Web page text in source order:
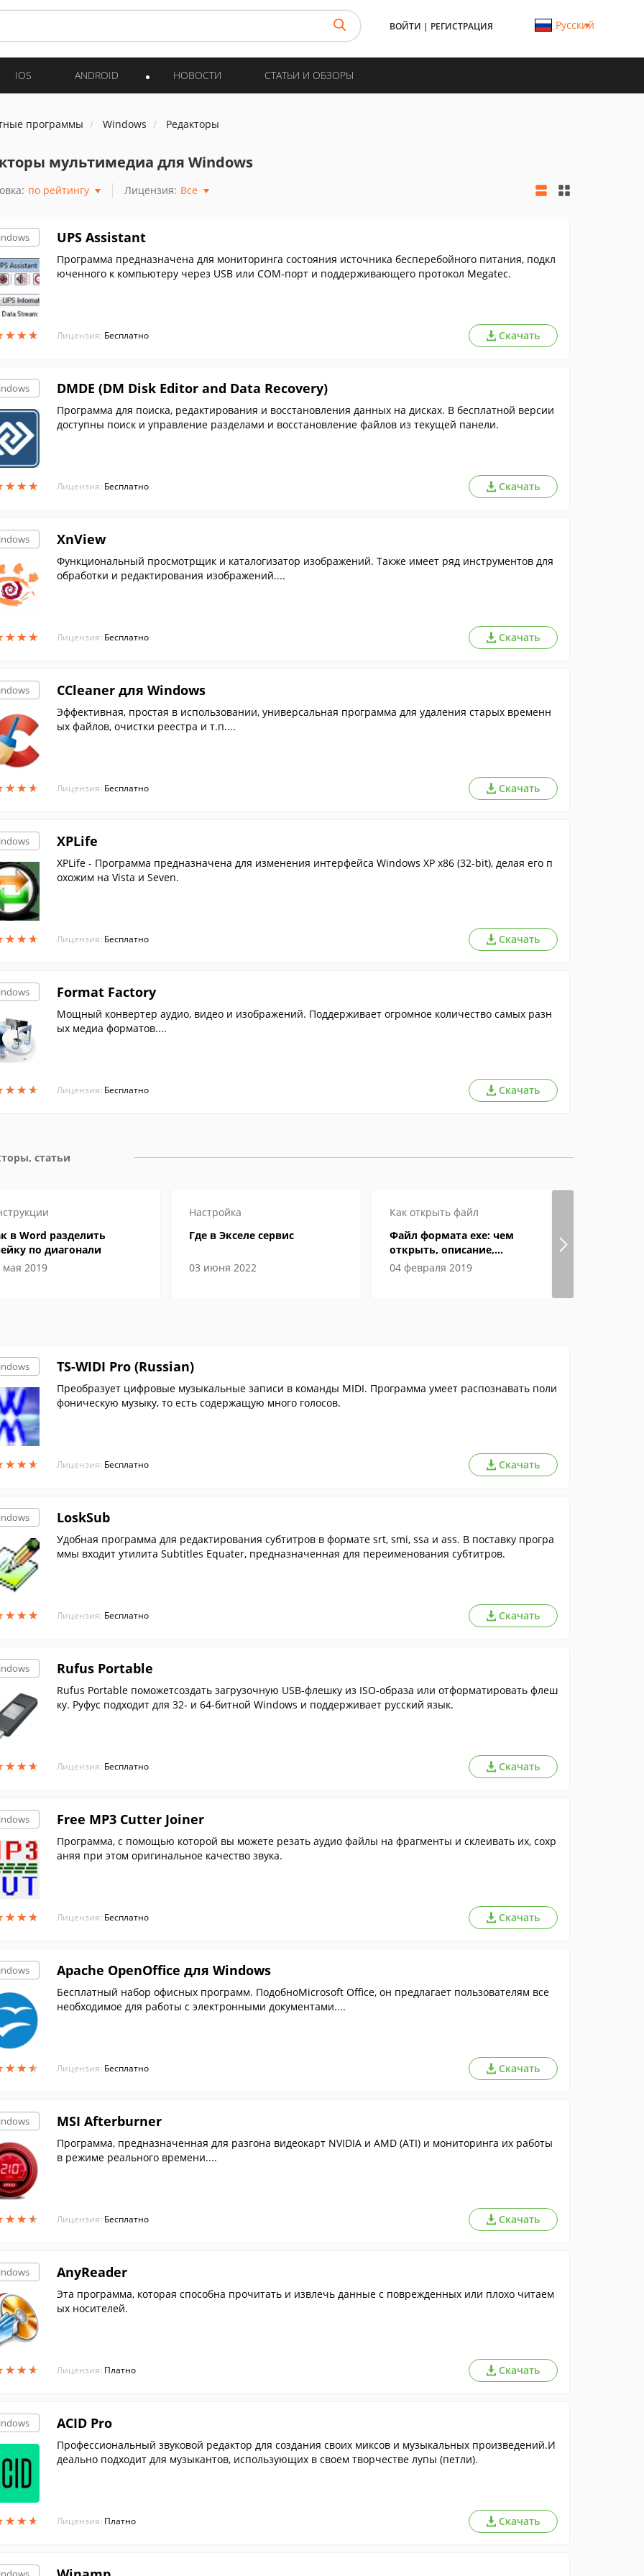
ВОЙТИ | РЕГИСТРАЦИЯ Русский
IOS ANDROID НОВОСТИ СТАТЬИ И ОБЗОРЫ
программы Windows Редакторы
мультимедиа для Windows
по рейтингу Лицензия: Все
★★★
★★★
UPS Assistant
Программа предназначена для мониторинга состояния источника бесперебойного питания, подкл
юченного к компьютеру через USB или COM-порт и поддерживающего протокол Megatec.
Лицензия: Бесплатно Скачать
★★★
★★★
DMDE (DM Disk Editor and Data Recovery)
Программа для поиска, редактирования и восстановления данных на дисках. В бесплатной версии
доступны поиск и управление разделами и восстановление файлов из текущей панели.
Лицензия: Бесплатно Скачать
★★★
★★★
XnView
Функциональный просмотрщик и каталогизатор изображений. Также имеет ряд инструментов для
обработки и редактирования изображений....
Лицензия: Бесплатно Скачать
★★★
★★★
CCleaner для Windows
Эффективная, простая в использовании, универсальная программа для удаления старых временн
ых файлов, очистки реестра и т.п....
Лицензия: Бесплатно Скачать
★★★
★★★
XPLife
XPLife - Программа предназначена для изменения интерфейса Windows XP x86 (32-bit), делая его п
охожим на Vista и Seven.
Лицензия: Бесплатно Скачать
★★★
★★★
Format Factory
Мощный конвертер аудио, видео и изображений. Поддерживает огромное количество самых разн
ых медиа форматов....
Лицензия: Бесплатно Скачать
статьи
в Word разделить
по диагонали
мая 2019
Настройка
Где в Экселе сервис
03 июня 2022
Как открыть файл
Файл формата exe: чем
открыть, описание,
особенности
04 февраля 2019
★★★
★★★
TS-WIDI Pro (Russian)
Преобразует цифровые музыкальные записи в команды MIDI. Программа умеет распознавать поли
фоническую музыку, то есть содержащую много голосов.
Лицензия: Бесплатно Скачать
★★★
★★★
LoskSub
Удобная программа для редактирования субтитров в формате srt, smi, ssa и ass. В поставку програ
ммы входит утилита Subtitles Equater, предназначенная для переименования субтитров.
Лицензия: Бесплатно Скачать
★★★
★★★
Rufus Portable
Rufus Portable поможетсоздать загрузочную USB-флешку из ISO-образа или отформатировать флеш
ку. Руфус подходит для 32- и 64-битной Windows и поддерживает русский язык.
Лицензия: Бесплатно Скачать
★★★
★★★
Free MP3 Cutter Joiner
Программа, с помощью которой вы можете резать аудио файлы на фрагменты и склеивать их, сохр
аняя при этом оригинальное качество звука.
Лицензия: Бесплатно Скачать
★★★
★★★
Apache OpenOffice для Windows
Бесплатный набор офисных программ. ПодобноMicrosoft Office, он предлагает пользователям все
необходимое для работы с электронными документами....
Лицензия: Бесплатно Скачать
★★★
★★★
MSI Afterburner
Программа, предназначенная для разгона видеокарт NVIDIA и AMD (ATI) и мониторинга их работы
в режиме реального времени....
Лицензия: Бесплатно Скачать
★★★
★★★
AnyReader
Эта программа, которая способна прочитать и извлечь данные с поврежденных или плохо читаем
ых носителей.
Лицензия: Платно Скачать
★★★
★★★
ACID Pro
Профессиональный звуковой редактор для создания своих миксов и музыкальных произведений.И
деально подходит для музыкантов, использующих в своем творчестве лупы (петли).
Лицензия: Платно Скачать